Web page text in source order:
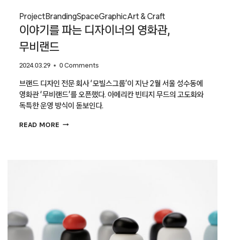
ProjectBrandingSpaceGraphicArt & Craft
이야기를 파는 디자이너의 영화관,
무비랜드
2024.03.29 0 Comments
브랜드 디자인 전문 회사 ‘모빌스그룹’이 지난 2월 서울 성수동에
영화관 ‘무비랜드’를 오픈했다. 아메리칸 빈티지 무드의 고도화와
독특한 운영 방식이 돋보인다.
READ MORE 이야기를